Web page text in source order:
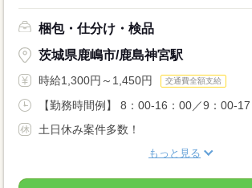
梱包・仕分け・検品
茨城県鹿嶋市/鹿島神宮駅
時給1,300円～1,450円 交通費全額支給
【勤務時間例】 8：00-16：00／9：00-17
土日休み案件多数！
もっと見る